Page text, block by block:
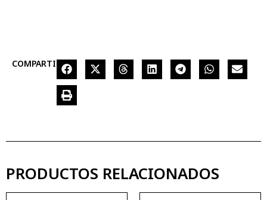
COMPARTIR
PRODUCTOS RELACIONADOS